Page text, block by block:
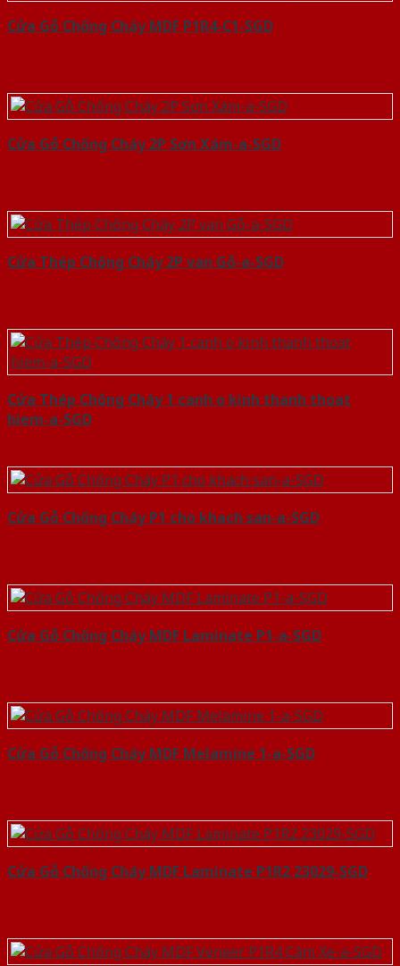
Cửa Gỗ Chống Cháy MDF P1R4-C1-SGD
Cửa Gỗ Chống Cháy 2P Sơn Xám-a-SGD
Cửa Thép Chống Cháy 2P van Gỗ-a-SGD
Cửa Thép Chống Cháy 1 canh o kinh thanh thoat
hiem-a-SGD
Cửa Gỗ Chống Cháy P1 cho khach san-a-SGD
Cửa Gỗ Chống Cháy MDF Laminate P1-a-SGD
Cửa Gỗ Chống Cháy MDF Melamine 1-a-SGD
Cửa Gỗ Chống Cháy MDF Laminate P1R2 23029-SGD